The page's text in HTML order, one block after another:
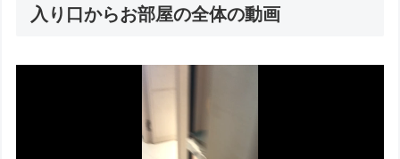
入り口からお部屋の全体の動画